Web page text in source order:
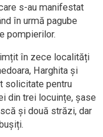
s-au manifestat
în urmă pagube
pompierilor.
în zece localități
Harghita și
solicitate pentru
din trei locuințe, șase
și două străzi, dar